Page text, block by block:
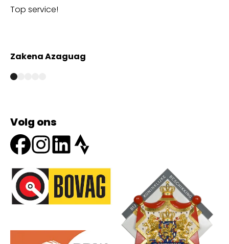
Top service!
Zakena Azaguag
Volg ons
Onze partners